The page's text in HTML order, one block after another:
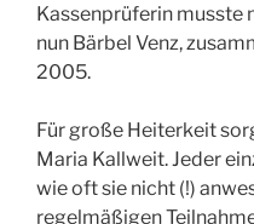
Kassenprüferin musste
nun Bärbel Venz,
2005.
Für große Heiterkeit
Maria Kallweit. Jeder
wie oft sie nicht (!)
regelmäßigen